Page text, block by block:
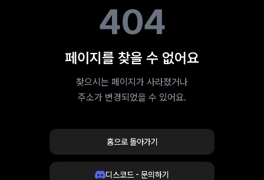
404
페이지를 찾을 수 없어요
찾으시는 페이지가 사라졌거나
주소가 변경되었을 수 있어요.
홈으로 돌아가기
디스코드 - 문의하기